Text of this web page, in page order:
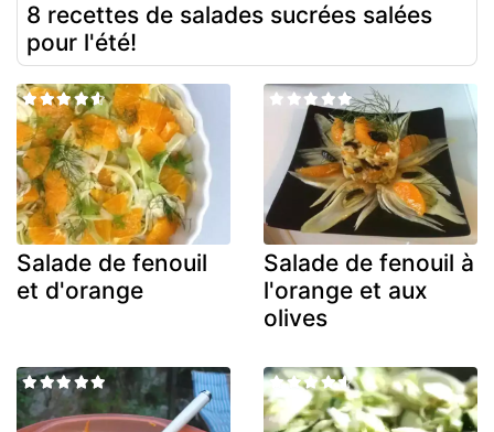
8 recettes de salades sucrées salées
pour l'été!
Salade de fenouil
et d'orange
Salade de fenouil à
l'orange et aux
olives